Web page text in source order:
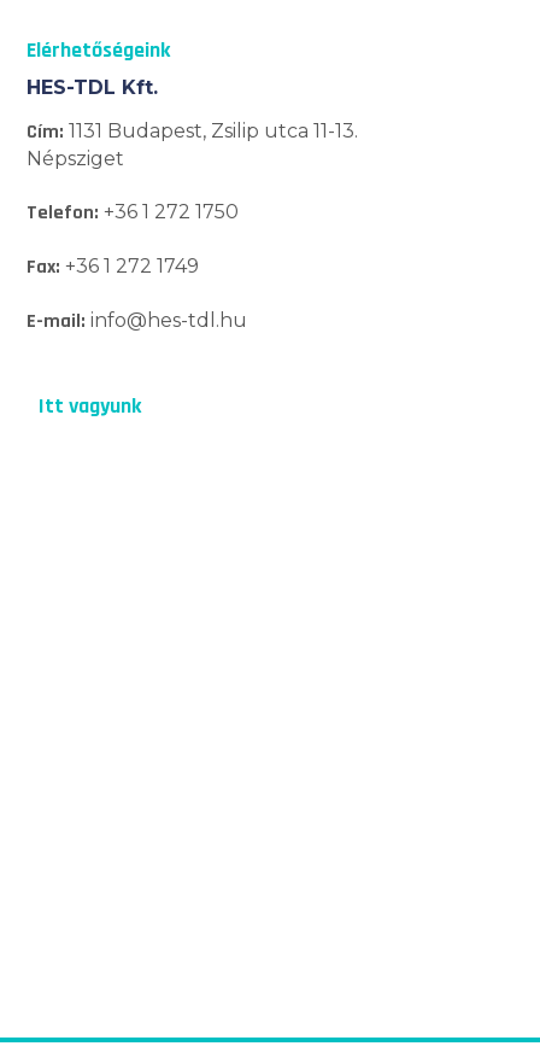
Elérhetőségeink
HES-TDL Kft.
Cím: 1131 Budapest, Zsilip utca 11-13.
Népsziget
Telefon: +36 1 272 1750
Fax: +36 1 272 1749
E-mail: info@hes-tdl.hu
Itt vagyunk